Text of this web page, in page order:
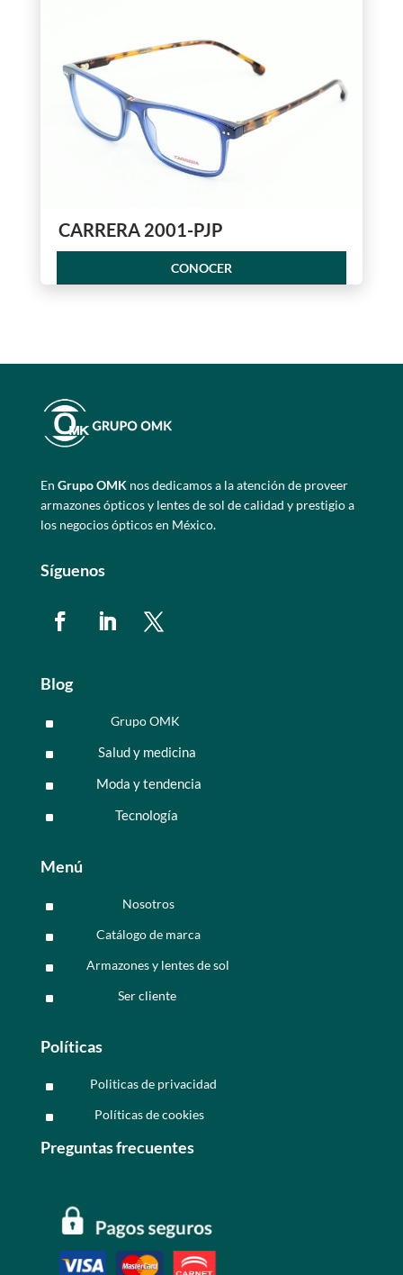
CARRERA 2001-PJP
CONOCER
En Grupo OMKnos dedicamos a la atención de proveer
armazones ópticos y lentes de sol de calidad y prestigio a
los negocios ópticos en México.
Síguenos
Blog
^ Grupo OMK
^ Salud y medicina
^ Moda y tendencia
^ Tecnología
Menú
^ Nosotros
^ Catálogo de marca
^ Armazones y lentes de sol
^ Ser cliente
Políticas
^ Politicas de privacidad
^ Políticas de cookies
Preguntas frecuentes